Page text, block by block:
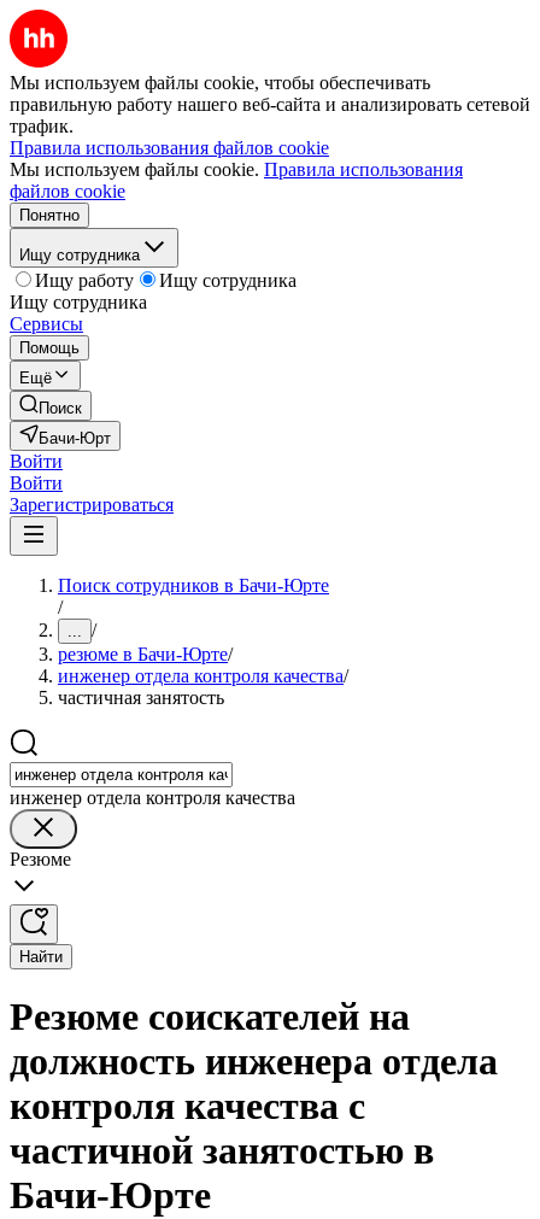
Мы используем файлы cookie, чтобы обеспечивать
правильную работу нашего веб-сайта и анализировать сетевой
трафик.
Правила использования файлов cookie
Мы используем файлы cookie. Правила использования
файлов cookie
Понятно
Ищу сотрудника
Ищу работу
Ищу сотрудника
Ищу сотрудника
Сервисы
Помощь
Ещё
Поиск
Бачи-Юрт
Войти
Войти
Зарегистрироваться
Поиск сотрудников в Бачи-Юрте
/
... /
резюме в Бачи-Юрте/
инженер отдела контроля качества/
частичная занятость
инженер отдела контроля качества
Резюме
Найти
Резюме соискателей на
должность инженера отдела
контроля качества с
частичной занятостью в
Бачи-Юрте